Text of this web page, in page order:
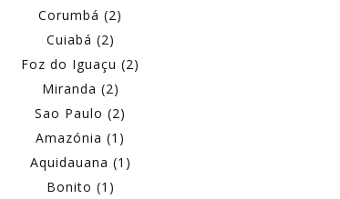
Corumbá (2)
Cuiabá (2)
Foz do Iguaçu (2)
Miranda (2)
Sao Paulo (2)
Amazónia (1)
Aquidauana (1)
Bonito (1)